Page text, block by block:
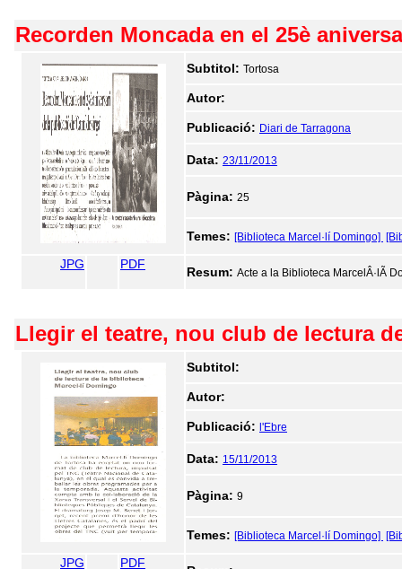
Recorden Moncada en el 25è
Subtitol: Tortosa
Autor:
Publicació: Diari de Tarragona
Data: 23/11/2013
Pàgina: 25
Temes: [Biblioteca Marcel·lí Domingo]
JPG PDF
Resum: Acte a la Biblioteca MarcelÂ·lÃ­
Llegir el teatre, nou club de lectura
Subtitol:
Autor:
Publicació: l'Ebre
Data: 15/11/2013
Pàgina: 9
Temes: [Biblioteca Marcel·lí Domingo]
JPG PDF